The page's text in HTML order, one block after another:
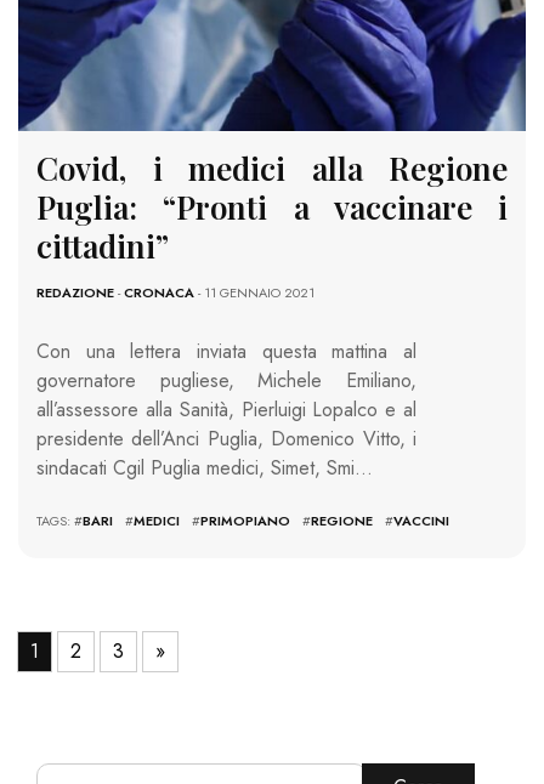
Covid, i medici alla Regione
Puglia: “Pronti a vaccinare i
cittadini”
REDAZIONE-CRONACA- 11 GENNAIO 2021
Con una lettera inviata questa mattina al
governatore pugliese, Michele Emiliano,
all’assessore alla Sanità, Pierluigi Lopalco e al
presidente dell’Anci Puglia, Domenico Vitto, i
sindacati Cgil Puglia medici, Simet, Smi…
TAGS: #BARI #MEDICI #PRIMOPIANO #REGIONE #VACCINI
1 2 3 »